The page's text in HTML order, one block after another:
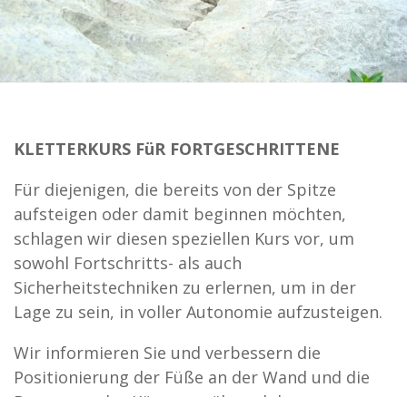
KLETTERKURS FüR FORTGESCHRITTENE
Für diejenigen, die bereits von der Spitze
aufsteigen oder damit beginnen möchten,
schlagen wir diesen speziellen Kurs vor, um
sowohl Fortschritts- als auch
Sicherheitstechniken zu erlernen, um in der
Lage zu sein, in voller Autonomie aufzusteigen.
Wir informieren Sie und verbessern die
Positionierung der Füße an der Wand und die